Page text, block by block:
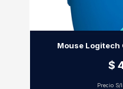
Mouse Logitech
$
Precio S/